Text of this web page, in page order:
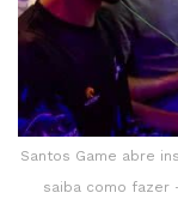
Santos Game abre
saiba como fazer